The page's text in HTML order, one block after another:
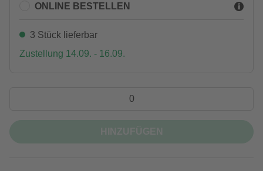
ONLINE BESTELLEN
3 Stück lieferbar
Zustellung 14.09. - 16.09.